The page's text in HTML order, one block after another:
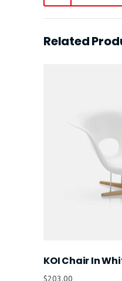
Related
KOI Chair In
$203.00